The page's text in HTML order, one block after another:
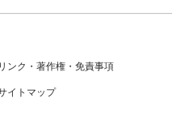
リンク・著作権・免責事項
イトマップ